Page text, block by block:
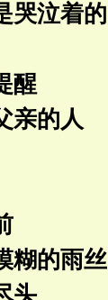
哭泣着的
醒
亲的人
糊的雨丝